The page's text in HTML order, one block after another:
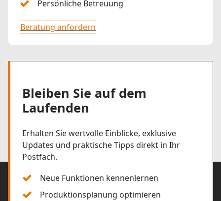
Persönliche Betreuung
Beratung anfordern
Bleiben Sie auf dem
Laufenden
Erhalten Sie wertvolle Einblicke, exklusive
Updates und praktische Tipps direkt in Ihr
Postfach.
Neue Funktionen kennenlernen
Produktionsplanung optimieren